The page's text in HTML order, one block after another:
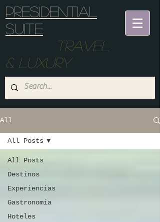
Presidential
suite
Travel
& Luxury
All
All Posts
Destinos
Experiencias
Gastronomia
Hoteles
All Posts